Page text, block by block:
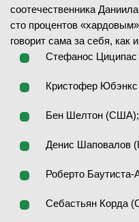
соотечественника
сто процентов
говорит сама за себя, как
Стефанос Циципас
Кристофер
Бен Шелтон (США);
Денис Шаповалов
Роберто Баутиста-
Себастьян Корда